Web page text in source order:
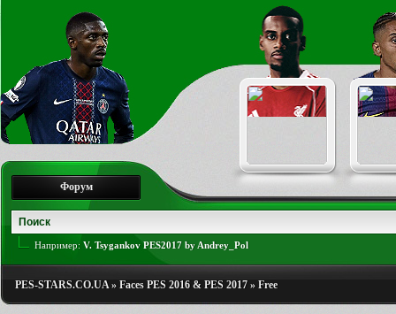
Форум
Например: V. Tsygankov PES2017 by Andrey_Pol
PES-STARS.CO.UA» Faces PES 2016 & PES 2017 » Free